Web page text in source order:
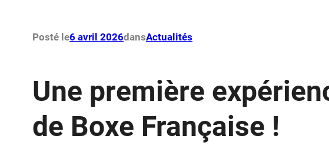
Posté le6 avril 2026dansActualités
Une première
de Boxe Française !